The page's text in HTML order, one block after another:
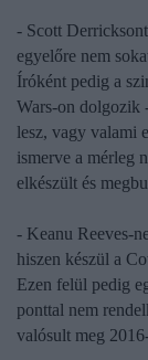
- Scott
egyelőre nem
Íróként pedig a
Wars-on dolgozik
lesz, vagy valami
ismerve a mérleg
elkészült és
- Keanu Reeves-
hiszen készül a
Ezen felül pedig
ponttal nem
valósult meg